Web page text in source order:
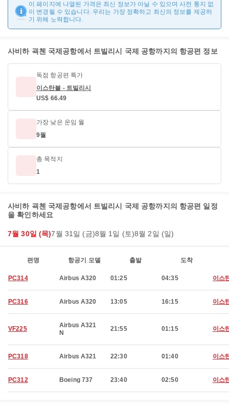
이 페이지에 나열된 가격은 최신 정보가 아닐 수 있으며 사전 통지 없
이 변경될 수 있습니다. 우리는 가장 정확하고 최신의 정보를 제공하
기 위해 노력합니다.
사비하 괵첸 국제공항에서 트빌리시 국제 공항까지의 항공편 정보
독점 항공편 특가
이스탄불 - 트빌리시
US$ 66.49
가장 낮은 운임 월
9월
총 목적지
1
사비하 괵첸 국제공항에서 트빌리시 국제 공항까지의 항공편 일정
을 확인하세요
7월 30일 (목)7월 31일 (금)8월 1일 (토)8월 2일 (일)
편명 항공기 모델 출발 도착
PC314 Airbus A320 01:25 04:35 이스
PC316 Airbus A320 13:05 16:15 이스
VF225
Airbus A321
N
21:55 01:15 이스
PC318 Airbus A321 22:30 01:40 이스
PC312 Boeing 737 23:40 02:50 이스